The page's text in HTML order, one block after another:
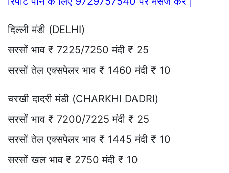
दिल्ली मंडी (DELHI)
सरसों भाव ₹ 7225/7250 मंदी ₹ 25
सरसों तेल एक्सपेलर भाव ₹ 1460 मंदी ₹ 10
चरखी दादरी मंडी (CHARKHI DADRI)
सरसों भाव ₹ 7200/7225 मंदी ₹ 25
सरसों तेल एक्सपेलर भाव ₹ 1445 मंदी ₹ 10
सरसों खल भाव ₹ 2750 मंदी ₹ 10